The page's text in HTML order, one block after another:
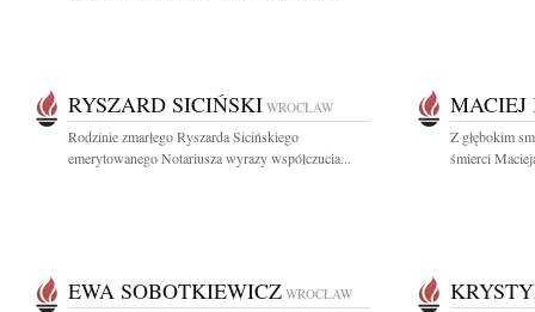
RYSZARD SICIŃSKI WROCŁAW
Rodzinie zmarłego Ryszarda Sicińskiego
emerytowanego Notariusza wyrazy współczucia...
MACIEJ
Z głębokim
śmierci
EWA SOBOTKIEWICZ WROCŁAW